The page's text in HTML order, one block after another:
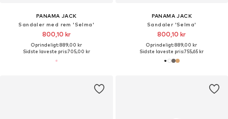
PANAMA JACK
Sandaler med rem 'Selma'
800,10 kr
Oprindeligt: 889,00 kr
Sidste laveste pris:705,00 kr
PANAMA JACK
Sandaler 'Selma'
800,10 kr
Oprindeligt: 889,00 kr
Sidste laveste pris:755,65 kr